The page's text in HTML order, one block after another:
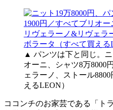
▲ パンツは下と同じ。ニ
オーニ、シャツ8万8000
ェラーノ、ストール
えるLEON）
ココンチのお家芸である「ト